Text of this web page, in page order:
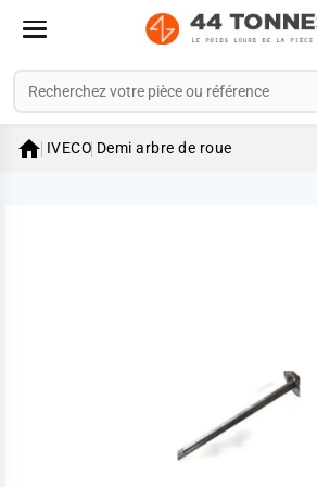
 IVECO Demi arbre de roue